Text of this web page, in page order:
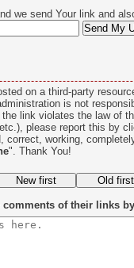
we send Your link and
on a third-party
is not
link violates the law of
please report this by
correct, working,
". Thank You!
comments of their links